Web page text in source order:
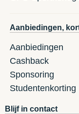
Aanbiedingen,
Aanbiedingen
Cashback
Sponsoring
Studentenkorting
Blijf in contact